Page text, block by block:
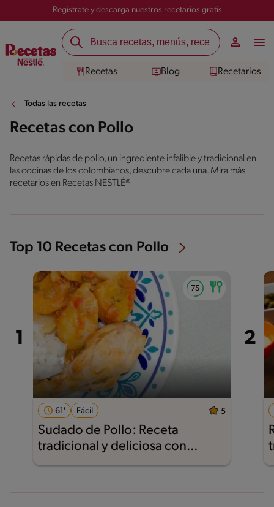
Registrate y descarga nuestros recetarios gratis
Recetas Blog Recetarios
Todas las recetas
Recetas con Pollo
Recetas rápidas de pollo, un ingrediente infalible y tradicional en
las cocinas de los colombianos, descubre cada una. Mira más
recetarios en Recetas NESTLÉ®
Top 10 Recetas con Pollo
61' Fácil 5
Sudado de Pollo: Receta
tradicional y deliciosa con
Nestlé®